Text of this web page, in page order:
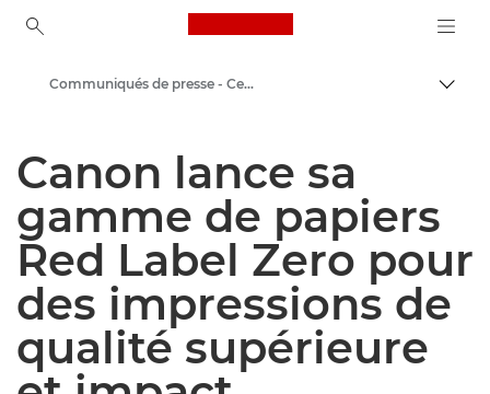
Canon Logo, back to
Presse
Communiqués de presse - Centre de presse Canon
Canon lance sa
gamme de papiers
Red Label Zero pour
des impressions de
qualité supérieure